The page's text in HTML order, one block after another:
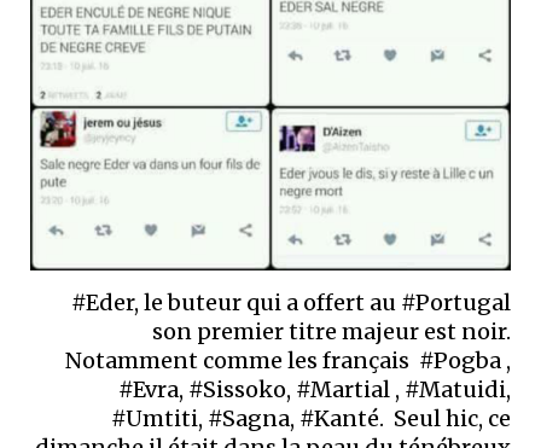
#Eder, le buteur qui a offert au #Portugal
son premier titre majeur est noir.
Notamment comme les français #Pogba ,
#Evra, #Sissoko, #Martial , #Matuidi,
#Umtiti, #Sagna, #Kanté. Seul hic, ce